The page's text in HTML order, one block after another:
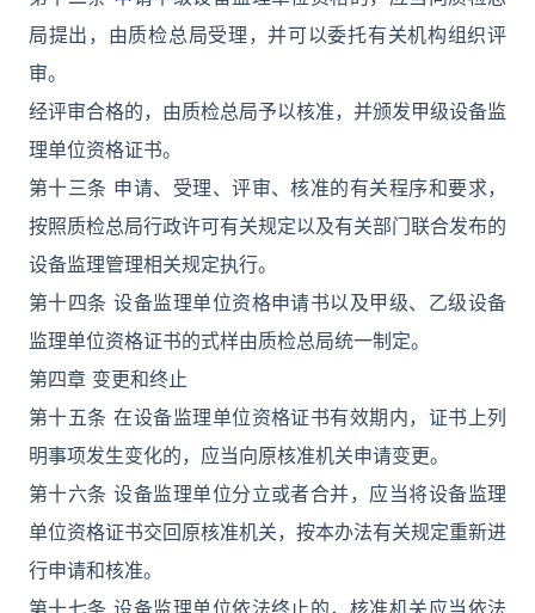
局提出，由质检总局受理，并可以委托有关机构组织评
审。
经评审合格的，由质检总局予以核准，并颁发甲级设备监
理单位资格证书。
第十三条 申请、受理、评审、核准的有关程序和要求，
按照质检总局行政许可有关规定以及有关部门联合发布的
设备监理管理相关规定执行。
第十四条 设备监理单位资格申请书以及甲级、乙级设备
监理单位资格证书的式样由质检总局统一制定。
第四章 变更和终止
第十五条 在设备监理单位资格证书有效期内，证书上列
明事项发生变化的，应当向原核准机关申请变更。
第十六条 设备监理单位分立或者合并，应当将设备监理
单位资格证书交回原核准机关，按本办法有关规定重新进
行申请和核准。
第十七条 设备监理单位依法终止的，核准机关应当依法